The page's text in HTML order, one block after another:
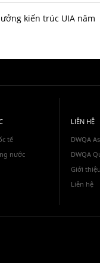
kiến trúc UIA năm
tế
nước
LIÊN HỆ
DWQA
DWQA
Giới
Liên hệ